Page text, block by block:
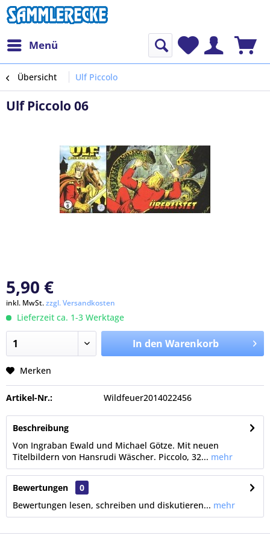
Menü
Übersicht Ulf Piccolo
Ulf Piccolo 06
5,90 €
inkl. MwSt.zzgl. Versandkosten
Lieferzeit ca. 1-3 Werktage
In den Warenkorb
Merken
Artikel-Nr.: Wildfeuer2014022456
Beschreibung
Von Ingraban Ewald und Michael Götze. Mit neuen
Titelbildern von Hansrudi Wäscher. Piccolo, 32... mehr
Bewertungen
0
Bewertungen lesen, schreiben und diskutieren... mehr